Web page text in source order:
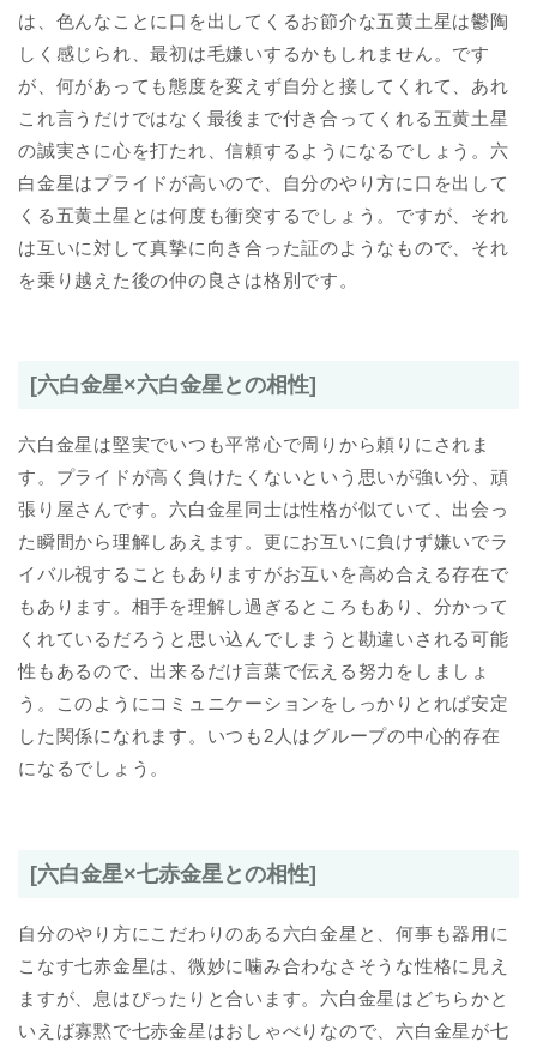
は、色んなことに口を出してくるお節介な五黄土星は鬱陶
しく感じられ、最初は毛嫌いするかもしれません。です
が、何があっても態度を変えず自分と接してくれて、あれ
これ言うだけではなく最後まで付き合ってくれる五黄土星
の誠実さに心を打たれ、信頼するようになるでしょう。六
白金星はプライドが高いので、自分のやり方に口を出して
くる五黄土星とは何度も衝突するでしょう。ですが、それ
は互いに対して真摯に向き合った証のようなもので、それ
を乗り越えた後の仲の良さは格別です。
[六白金星×六白金星との相性]
六白金星は堅実でいつも平常心で周りから頼りにされま
す。プライドが高く負けたくないという思いが強い分、頑
張り屋さんです。六白金星同士は性格が似ていて、出会っ
た瞬間から理解しあえます。更にお互いに負けず嫌いでラ
イバル視することもありますがお互いを高め合える存在で
もあります。相手を理解し過ぎるところもあり、分かって
くれているだろうと思い込んでしまうと勘違いされる可能
性もあるので、出来るだけ言葉で伝える努力をしましょ
う。このようにコミュニケーションをしっかりとれば安定
した関係になれます。いつも2人はグループの中心的存在
になるでしょう。
[六白金星×七赤金星との相性]
自分のやり方にこだわりのある六白金星と、何事も器用に
こなす七赤金星は、微妙に噛み合わなさそうな性格に見え
ますが、息はぴったりと合います。六白金星はどちらかと
いえば寡黙で七赤金星はおしゃべりなので、六白金星が七